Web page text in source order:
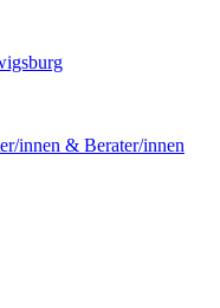
innen & Berater/innen